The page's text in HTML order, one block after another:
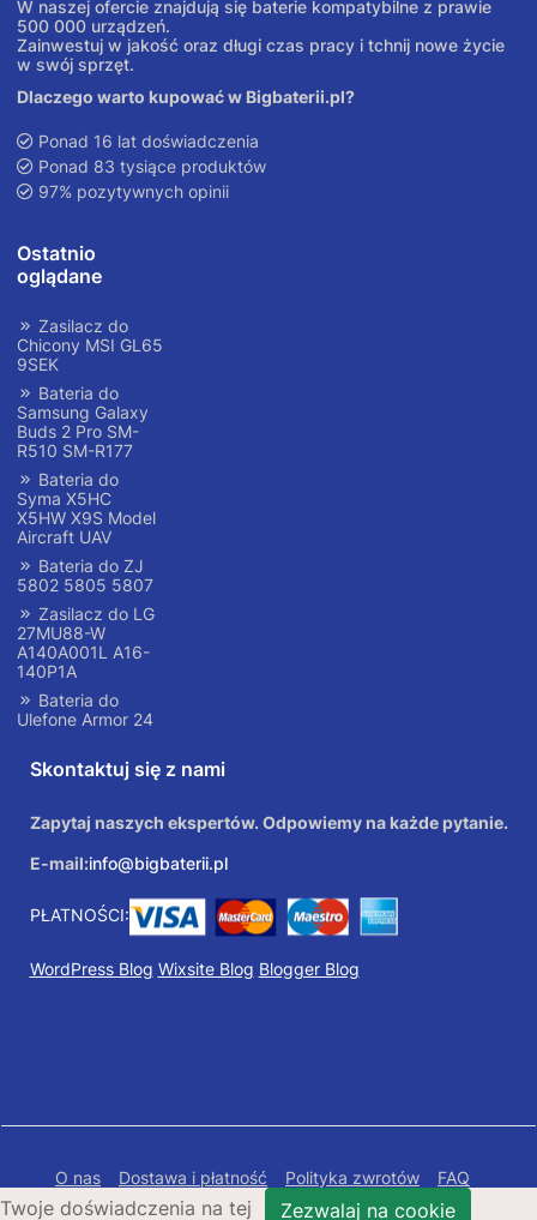
W naszej ofercie znajdują się baterie kompatybilne z prawie
500 000 urządzeń.
Zainwestuj w jakość oraz długi czas pracy i tchnij nowe życie
w swój sprzęt.
Dlaczego warto kupować w Bigbaterii.pl?
Ponad 16 lat doświadczenia
Ponad 83 tysiące produktów
97% pozytywnych opinii
Ostatnio
oglądane
Zasilacz do
Chicony MSI GL65
9SEK
Bateria do
Samsung Galaxy
Buds 2 Pro SM-
R510 SM-R177
Bateria do
Syma X5HC
X5HW X9S Model
Aircraft UAV
Bateria do ZJ
5802 5805 5807
Zasilacz do LG
27MU88-W
A140A001L A16-
140P1A
Bateria do
Ulefone Armor 24
Skontaktuj się z nami
Zapytaj naszych ekspertów. Odpowiemy na każde pytanie.
E-mail:info@bigbaterii.pl
PŁATNOŚCI:
WordPress Blog Wixsite Blog Blogger Blog
O nas Dostawa i płatność Polityka zwrotów
FAQ
Polityka prywatności
Mapa Strony
Twoje doświadczenia na tej Zezwalaj na cookie